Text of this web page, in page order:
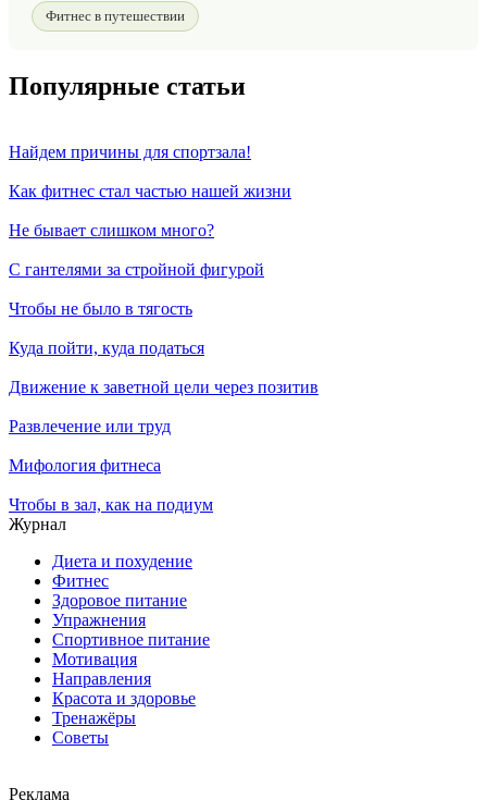
Фитнес в путешествии
Популярные статьи
Найдем причины для спортзала!
Как фитнес стал частью нашей жизни
Не бывает слишком много?
С гантелями за стройной фигурой
Чтобы не было в тягость
Куда пойти, куда податься
Движение к заветной цели через позитив
Развлечение или труд
Мифология фитнеса
Чтобы в зал, как на подиум
Журнал
Диета и похудение
Фитнес
Здоровое питание
Упражнения
Спортивное питание
Мотивация
Направления
Красота и здоровье
Тренажёры
Советы
Реклама